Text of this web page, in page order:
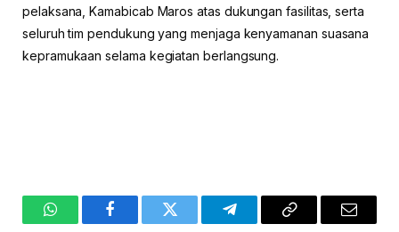
pelaksana, Kamabicab Maros atas dukungan fasilitas, serta
seluruh tim pendukung yang menjaga kenyamanan suasana
kepramukaan selama kegiatan berlangsung.
WhatsAppFacebookTwitter TelegramCopy
Email